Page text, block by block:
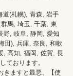
道(札幌), 青森, 岩手
馬, 埼玉, 千葉, 東
野, 岐阜, 静岡, 愛知
田), 兵庫, 奈良, 和歌
, 高知, 福岡, 佐賀, 長
ております。
きますと最悪、【使